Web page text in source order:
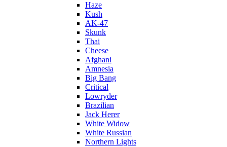
Haze
Kush
AK-47
Skunk
Thai
Cheese
Afghani
Amnesia
Big Bang
Critical
Lowryder
Brazilian
Jack Herer
White Widow
White Russian
Northern Lights